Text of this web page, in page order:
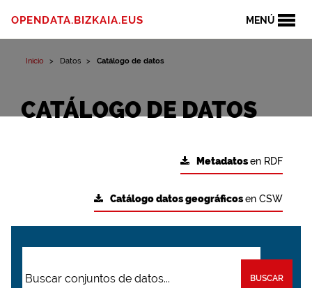
MENÚ
OPENDATA.BIZKAIA.EUS
Inicio Datos Catálogo de datos
CATÁLOGO DE DATOS
Metadatosen RDF
Catálogo datos geográficosen CSW
BUSCAR